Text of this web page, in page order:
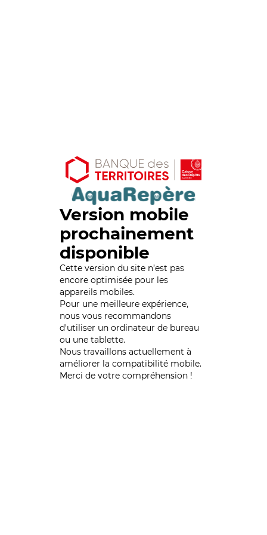
Version mobile
prochainement
disponible
Cette version du site n’est pas
encore optimisée pour les
appareils mobiles.
Pour une meilleure expérience,
nous vous recommandons
d'utiliser un ordinateur de bureau
ou une tablette.
Nous travaillons actuellement à
améliorer la compatibilité mobile.
Merci de votre compréhension !